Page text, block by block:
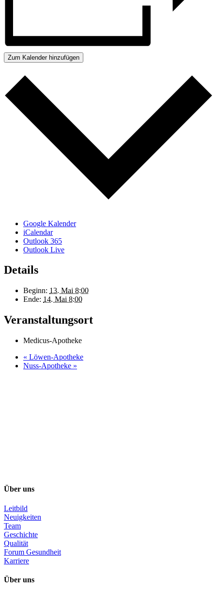
Zum Kalender hinzufügen
Google Kalender
iCalendar
Outlook 365
Outlook Live
Details
Beginn: 13. Mai 8:00
Ende: 14. Mai 8:00
Veranstaltungsort
Medicus-Apotheke
« Löwen-Apotheke
Nuss-Apotheke »
Über uns
Leitbild
Neuigkeiten
Team
Geschichte
Qualität
Forum Gesundheit
Karriere
Über uns